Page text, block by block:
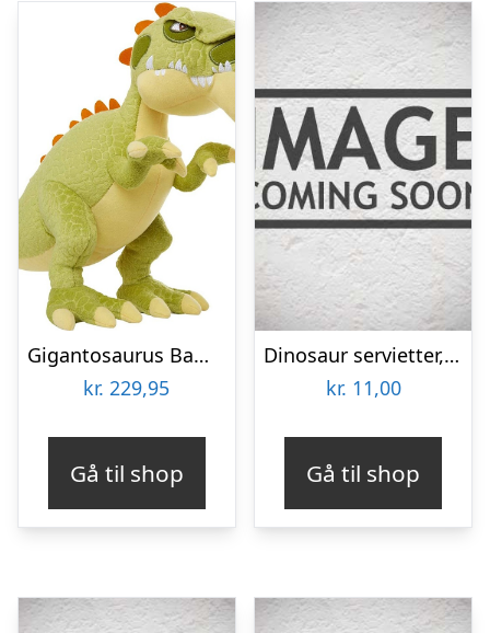
Gigantosaurus Bamse – 30 Cm
kr. 229,95
Gå til shop
Dinosaur servietter, 16 stk
kr. 11,00
Gå til shop